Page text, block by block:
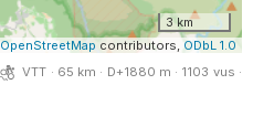
3 km
OpenStreetMapcontributors, ODbL 1.0
VTT · 65 km · D+1880 m · 1103 vus ·